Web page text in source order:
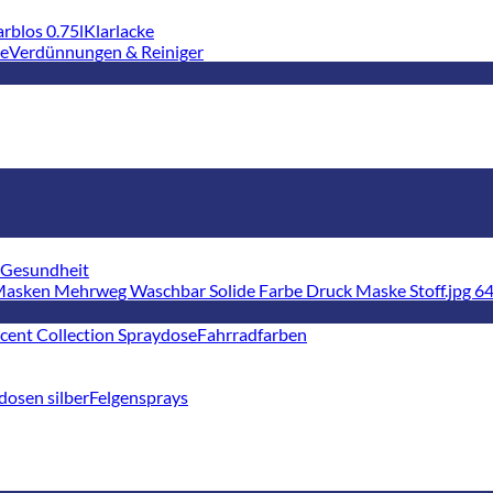
Klarlacke
Verdünnungen & Reiniger
Gesundheit
Fahrradfarben
Felgensprays